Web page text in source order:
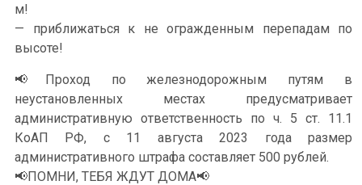
м!
— приближаться к не огражденным перепадам по
высоте!
📢Проход по железнодорожным путям в
неустановленных местах предусматривает
административную ответственность по ч. 5 ст. 11.1
КоАП РФ, с 11 августа 2023 года размер
административного штрафа составляет 500 рублей.
📢ПОМНИ, ТЕБЯ ЖДУТ ДОМА📢